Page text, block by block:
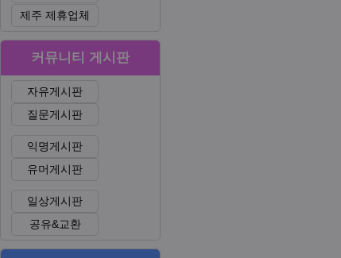
제주 제휴업체
커뮤니티 게시판
자유게시판
질문게시판
익명게시판
유머게시판
일상게시판
공유&교환